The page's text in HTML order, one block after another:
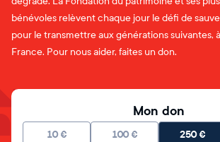
bénévoles relèvent chaque jour le défi de
pour le transmettre aux générations suivantes,
France. Pour nous aider, faites un don.
Mon don
10 € 100 € 250€